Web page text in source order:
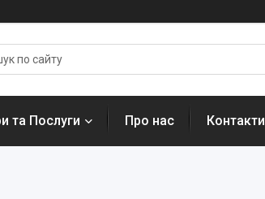
та Послуги Про нас Контакти